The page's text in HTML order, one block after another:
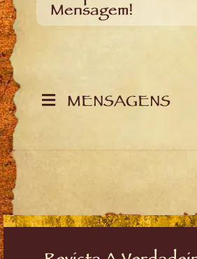
Mensagem!
MENSAGENS